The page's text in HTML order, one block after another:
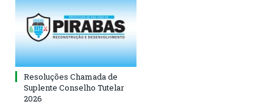
Resoluções Chamada de
Suplente Conselho Tutelar
2026